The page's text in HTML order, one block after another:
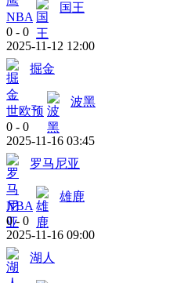
NBA
国王
0 - 0
2025-11-12 12:00
掘金
世欧预
波黑
0 - 0
2025-11-16 03:45
罗马尼亚
NBA
雄鹿
0 - 0
2025-11-16 09:00
湖人